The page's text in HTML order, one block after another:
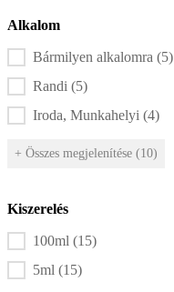
Alkalom
Alkalom szűrő
Bármilyen alkalomra (5)
Randi (5)
Iroda, Munkahelyi (4)
+ Összes megjelenítése (10)
Kiszerelés
Kiszerelés szűrő
100ml (15)
5ml (15)